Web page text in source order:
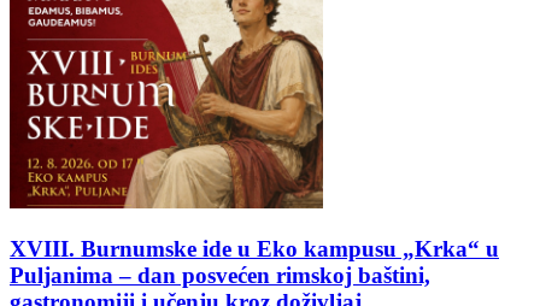
XVIII. Burnumske ide u Eko kampusu „Krka“ u
Puljanima – dan posvećen rimskoj baštini,